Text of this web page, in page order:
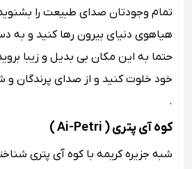
تمام وجودتان صدای طبیعت را بشنوید
هیاهوی دنیای بیرون رها کنید و به
حتما به این مکان بی بدیل و زیبا
خود خلوت کنید و از صدای پرندگان و
.
کوه آی پتری ( Ai-Petri )
شبه جزیره کریمه با کوه آی پتری